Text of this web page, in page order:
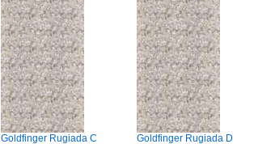
Goldfinger Rugiada C Goldfinger Rugiada D